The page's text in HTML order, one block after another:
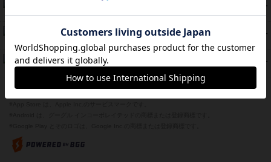
PT
PT
スーパーストア3000
PT
フリップ７：復讐心とともに